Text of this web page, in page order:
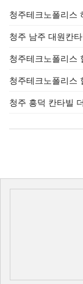
청주테크노폴리스
청주 남주 대원칸
청주테크노폴리스
청주테크노폴리스
청주 흥덕 칸타빌